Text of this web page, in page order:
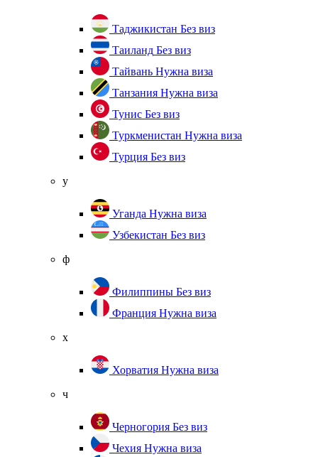
Таджикистан Без виз
Таиланд Без виз
Тайвань Нужна виза
Танзания Нужна виза
Тунис Без виз
Туркменистан Нужна виза
Турция Без виз
у
Уганда Нужна виза
Узбекистан Без виз
ф
Филиппины Без виз
Франция Нужна виза
х
Хорватия Нужна виза
ч
Черногория Без виз
Чехия Нужна виза